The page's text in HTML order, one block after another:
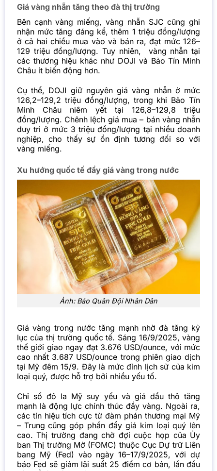
Giá vàng nhẫn tăng theo đà thị trường
Bên cạnh vàng miếng, vàng nhẫn SJC cũng ghi
nhận mức tăng đáng kể, thêm 1 triệu đồng/lượng
ở cả hai chiều mua vào và bán ra, đạt mức 126–
129 triệu đồng/lượng. Tuy nhiên, vàng nhẫn tại
các thương hiệu khác như DOJI và Bảo Tín Minh
Châu ít biến động hơn.
Cụ thể, DOJI giữ nguyên giá vàng nhẫn ở mức
126,2–129,2 triệu đồng/lượng, trong khi Bảo Tín
Minh Châu niêm yết tại 126,8–129,8 triệu
đồng/lượng. Chênh lệch giá mua – bán vàng nhẫn
duy trì ở mức 3 triệu đồng/lượng tại nhiều doanh
nghiệp, cho thấy sự ổn định tương đối so với
vàng miếng.
Xu hướng quốc tế đẩy giá vàng trong nước
Ảnh: Báo Quân Đội Nhân Dân
Giá vàng trong nước tăng mạnh nhờ đà tăng kỷ
lục của thị trường quốc tế. Sáng 16/9/2025, vàng
thế giới giao ngay đạt 3.676 USD/ounce, với mức
cao nhất 3.687 USD/ounce trong phiên giao dịch
tại Mỹ đêm 15/9. Đây là mức đỉnh lịch sử của kim
loại quý, được hỗ trợ bởi nhiều yếu tố.
Chỉ số đô la Mỹ suy yếu và giá dầu thô tăng
mạnh là động lực chính thúc đẩy vàng. Ngoài ra,
các tín hiệu tích cực từ đàm phán thương mại Mỹ
– Trung cũng góp phần đẩy giá kim loại quý lên
cao. Thị trường đang chờ đợi cuộc họp của Ủy
ban Thị trường Mở (FOMC) thuộc Cục Dự trữ Liên
bang Mỹ (Fed) vào ngày 16–17/9/2025, với dự
báo Fed sẽ giảm lãi suất 25 điểm cơ bản, lần đầu